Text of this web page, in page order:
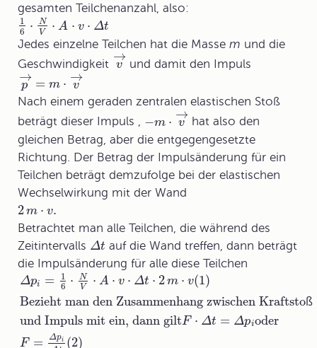
gesamten Teilchenanzahl, also:
1
6 ⋅
N
V
⋅ A ⋅ v ⋅ Δt
Jedes einzelne Teilchen hat die Masse m und die
Geschwindigkeit v
→
und damit den Impuls
p
→ = m ⋅ v
→
Nach einem geraden zentralen elastischen Stoß
beträgt dieser Impuls , −m ⋅ v
→
hat also den
gleichen Betrag, aber die entgegengesetzte
Richtung. Der Betrag der Impulsänderung für ein
Teilchen beträgt demzufolge bei der elastischen
Wechselwirkung mit der Wand
2m ⋅ v.
Betrachtet man alle Teilchen, die während des
Zeitintervalls Δt auf die Wand treffen, dann beträgt
die Impulsänderung für alle diese Teilchen
Δpi =
1
6 ⋅
N
V
⋅ A ⋅ v ⋅ Δt ⋅ 2m ⋅ v(1)
Bezieht man den Zusammenhang zwischen Kraftstoß
und Impuls mit ein, dann giltF ⋅ Δt = Δpioder
F = Δpi (2)